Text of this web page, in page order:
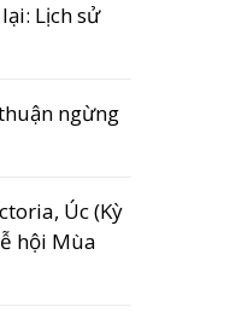
Lịch sử
ngừng
Úc (Kỳ
hội Mùa